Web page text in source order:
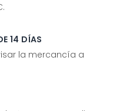
14 DÍAS
la mercancía a